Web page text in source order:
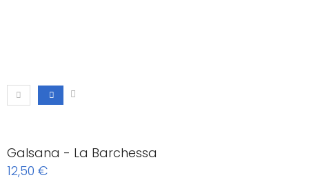
Galsana - La Barchessa
12,50 €